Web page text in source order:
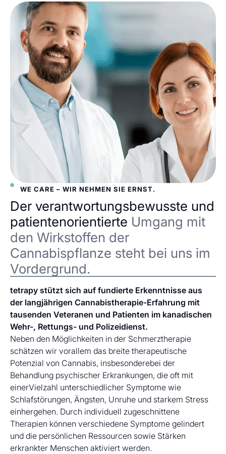
WE CARE – WIR NEHMEN SIE ERNST.
Der verantwortungsbewusste und
patientenorientierte Umgang mit
den Wirkstoffen der
Cannabispflanze steht bei uns im
Vordergrund.
tetrapy stützt sich auf fundierte Erkenntnisse aus
der langjährigen Cannabistherapie-Erfahrung mit
tausenden Veteranen und Patienten im kanadischen
Wehr-, Rettungs- und Polizeidienst.
Neben den Möglichkeiten in der Schmerztherapie
schätzen wir vorallem das breite therapeutische
Potenzial von Cannabis, insbesonderebei der
Behandlung psychischer Erkrankungen, die oft mit
einerVielzahl unterschiedlicher Symptome wie
Schlafstörungen, Ängsten, Unruhe und starkem Stress
einhergehen. Durch individuell zugeschnittene
Therapien können verschiedene Symptome gelindert
und die persönlichen Ressourcen sowie Stärken
erkrankter Menschen aktiviert werden.